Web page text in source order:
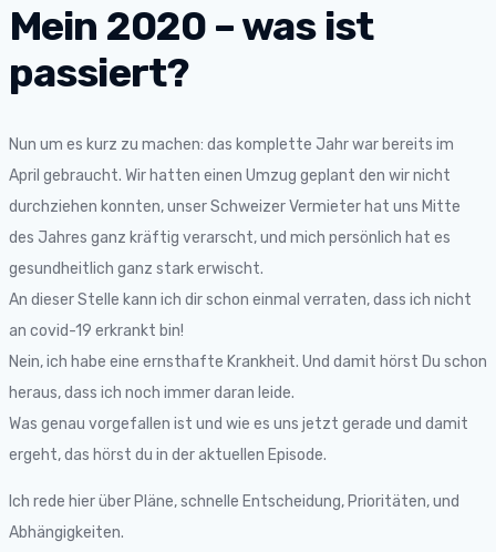
Mein 2020 – was ist
passiert?
Nun um es kurz zu machen: das komplette Jahr war bereits im
April gebraucht. Wir hatten einen Umzug geplant den wir nicht
durchziehen konnten, unser Schweizer Vermieter hat uns Mitte
des Jahres ganz kräftig verarscht, und mich persönlich hat es
gesundheitlich ganz stark erwischt.
An dieser Stelle kann ich dir schon einmal verraten, dass ich nicht
an covid-19 erkrankt bin!
Nein, ich habe eine ernsthafte Krankheit. Und damit hörst Du schon
heraus, dass ich noch immer daran leide.
Was genau vorgefallen ist und wie es uns jetzt gerade und damit
ergeht, das hörst du in der aktuellen Episode.
Ich rede hier über Pläne, schnelle Entscheidung, Prioritäten, und
Abhängigkeiten.